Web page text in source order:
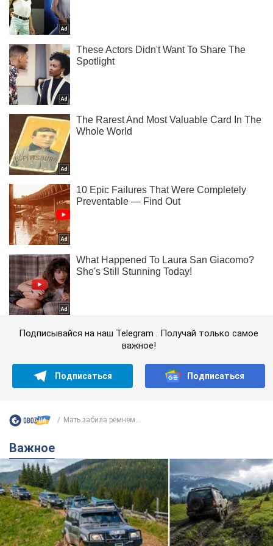
Подписывайся на наш Telegram . Получай только самое
важное!
Подписаться Подписаться
Мать забила ремнем...
Важное